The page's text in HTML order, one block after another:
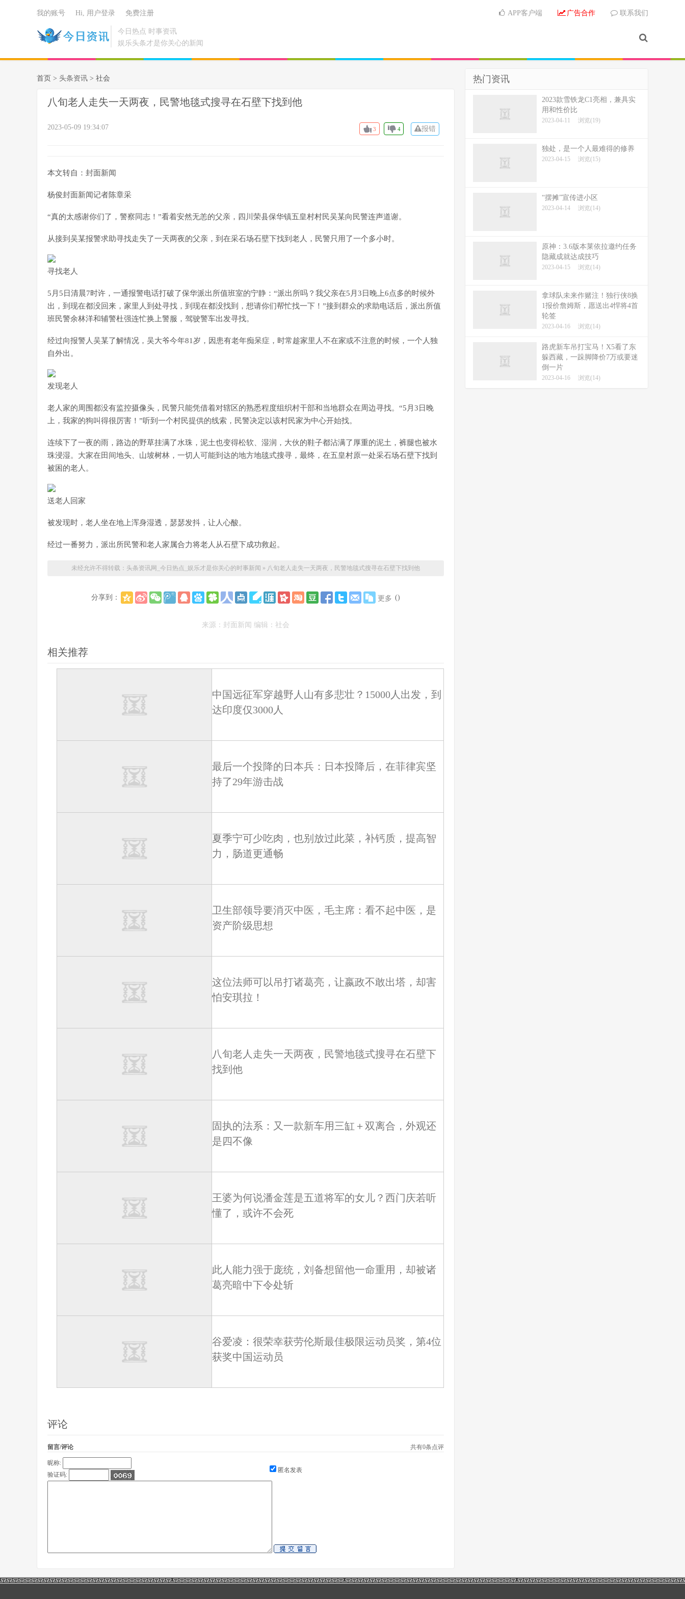
今日热点 时事资讯
娱乐头条才是你关心的新闻
APP客户端 广告合作 联系我们
我的账号 Hi, 用户登录 免费注册
首页 > 头条资讯 > 社会
八旬老人走失一天两夜，民警地毯式搜寻在石壁下找到他
3 4 报错
2023-05-09 19:34:07
本文转自：封面新闻
杨俊封面新闻记者陈章采
“真的太感谢你们了，警察同志！”看着安然无恙的父亲，四川荣县保华镇五皇村村民吴某向民警连声道谢。
从接到吴某报警求助寻找走失了一天两夜的父亲，到在采石场石壁下找到老人，民警只用了一个多小时。
寻找老人
5月5日清晨7时许，一通报警电话打破了保华派出所值班室的宁静：“派出所吗？我父亲在5月3日晚上6点多的时候外
出，到现在都没回来，家里人到处寻找，到现在都没找到，想请你们帮忙找一下！”接到群众的求助电话后，派出所值
班民警余林洋和辅警杜强连忙换上警服，驾驶警车出发寻找。
经过向报警人吴某了解情况，吴大爷今年81岁，因患有老年痴呆症，时常趁家里人不在家或不注意的时候，一个人独
自外出。
发现老人
老人家的周围都没有监控摄像头，民警只能凭借着对辖区的熟悉程度组织村干部和当地群众在周边寻找。“5月3日晚
上，我家的狗叫得很厉害！”听到一个村民提供的线索，民警决定以该村民家为中心开始找。
连续下了一夜的雨，路边的野草挂满了水珠，泥土也变得松软、湿润，大伙的鞋子都沾满了厚重的泥土，裤腿也被水
珠浸湿。大家在田间地头、山坡树林，一切人可能到达的地方地毯式搜寻，最终，在五皇村原一处采石场石壁下找到
被困的老人。
送老人回家
被发现时，老人坐在地上浑身湿透，瑟瑟发抖，让人心酸。
经过一番努力，派出所民警和老人家属合力将老人从石壁下成功救起。
未经允许不得转载： 头条资讯网_今日热点_娱乐才是你关心的时事新闻 » 八旬老人走失一天两夜，民警地毯式搜寻在石壁下找到他
分享到： 更多 ()
来源：封面新闻 编辑：社会
相关推荐
中国远征军穿越野人山有多悲壮？15000人出发，到
达印度仅3000人
最后一个投降的日本兵：日本投降后，在菲律宾坚
持了29年游击战
夏季宁可少吃肉，也别放过此菜，补钙质，提高智
力，肠道更通畅
卫生部领导要消灭中医，毛主席：看不起中医，是
资产阶级思想
这位法师可以吊打诸葛亮，让嬴政不敢出塔，却害
怕安琪拉！
八旬老人走失一天两夜，民警地毯式搜寻在石壁下
找到他
固执的法系：又一款新车用三缸＋双离合，外观还
是四不像
王婆为何说潘金莲是五道将军的女儿？西门庆若听
懂了，或许不会死
此人能力强于庞统，刘备想留他一命重用，却被诸
葛亮暗中下令处斩
谷爱凌：很荣幸获劳伦斯最佳极限运动员奖，第4位
获奖中国运动员
评论
留言/评论 共有0条点评
昵称:
验证码:
匿名发表
热门资讯
2023款雪铁龙C1亮相，兼具实
用和性价比
2023-04-11 浏览(19)
独处，是一个人最难得的修养
2023-04-15 浏览(15)
“摆摊”宣传进小区
2023-04-14 浏览(14)
原神：3.6版本莱依拉邀约任务
隐藏成就达成技巧
2023-04-15 浏览(14)
拿球队未来作赌注！独行侠8换
1报价詹姆斯，愿送出4悍将4首
轮签
2023-04-16 浏览(14)
路虎新车吊打宝马！X5看了东
躲西藏，一跺脚降价7万或要迷
倒一片
2023-04-16 浏览(14)